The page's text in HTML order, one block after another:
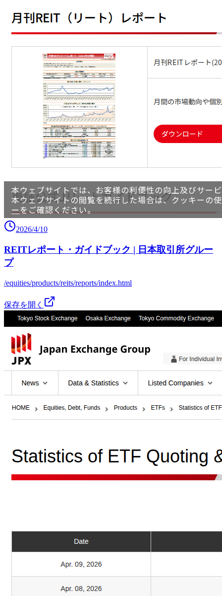
2026/4/10
REITレポート・ガイドブック | 日本取引所グルー
プ
/equities/products/reits/reports/index.html
保存を開く